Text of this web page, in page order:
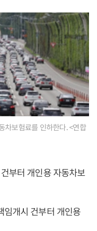
차보험료를 인하한다. <연합
부터 개인용 자동차보
임개시 건부터 개인용